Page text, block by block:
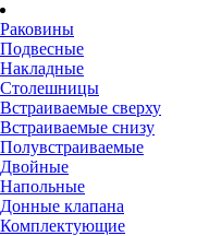
Раковины
Подвесные
Накладные
Столешницы
Встраиваемые сверху
Встраиваемые снизу
Полувстраиваемые
Двойные
Напольные
Донные клапана
Комплектующие